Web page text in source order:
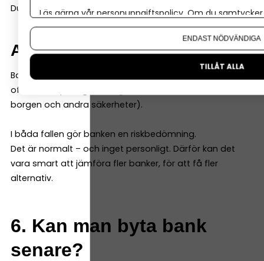
Du och företaget är samma juridiska person.
Aktiebolag
Banken tittar på bolagets ekonomi och prognoser, men
ofta också på dig som ägare (för lån kan de kräva
borgen och andra säkerheter).
I båda fallen gör banken en riskbedömning.
Det är normalt – och inget personligt. Därför kan det
vara smart att jämföra fler banker, för att få fler
alternativ.
6. Kan man byta bank
senare?
Läs gärna vår personuppgiftspolicy. Om du
Om du vill ändra ditt val i efterhand hittar du den
ENDAST NÖDVÄNDIGA
TILLÅT ALLA